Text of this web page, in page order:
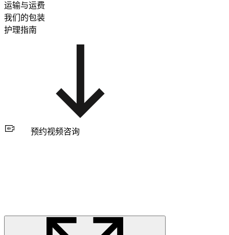
运输与运费
我们的包装
护理指南
预约视频咨询